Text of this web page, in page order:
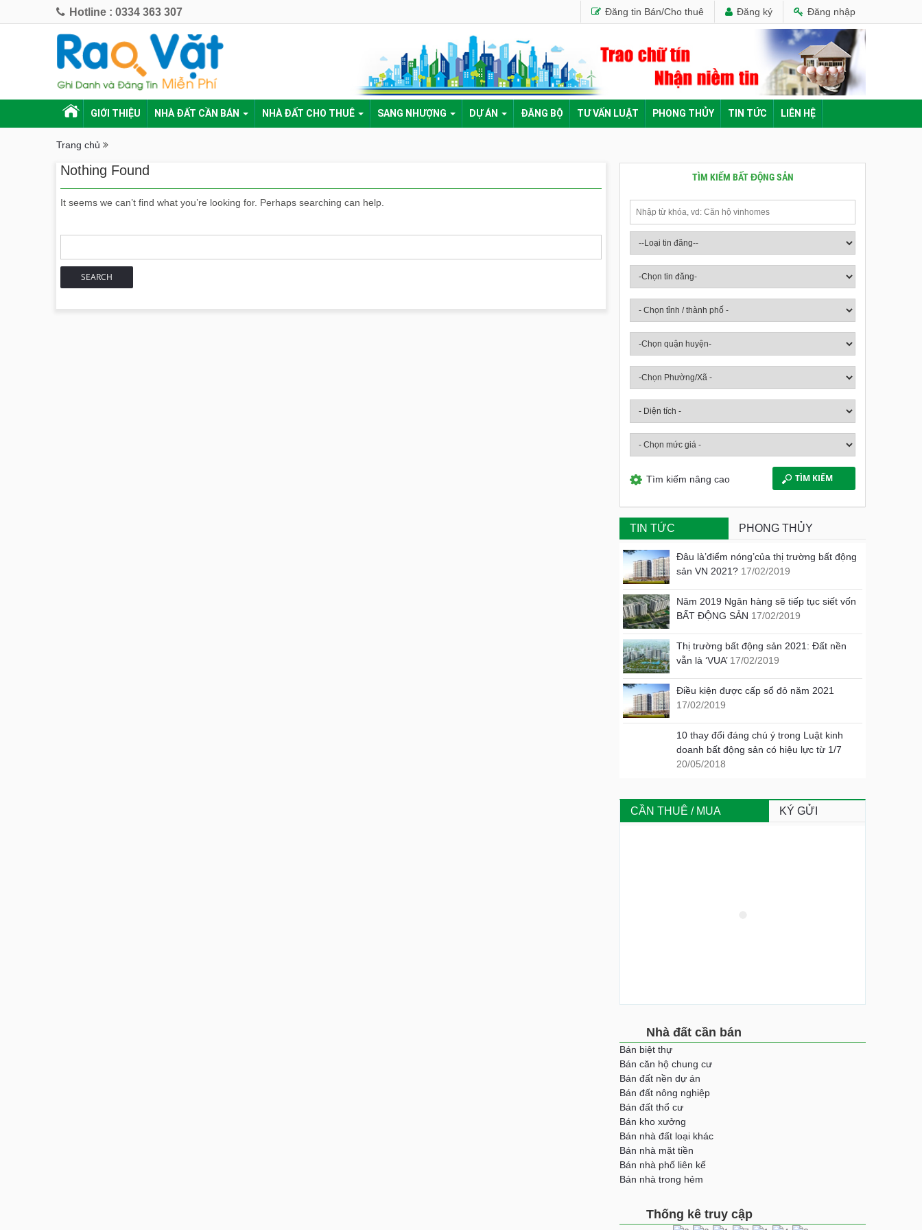
Hotline : 0334 363 307 Đăng tin Bán/Cho thuê Đăng ký Đăng nhập
GIỚI THIỆU NHÀ ĐẤT CẦN BÁN NHÀ ĐẤT CHO THUÊ SANG NHƯỢNG DỰ ÁN ĐĂNG BỘ TƯ VẤN LUẬT PHONG THỦY TIN TỨC LIÊN HỆ
Trang chủ
Nothing Found
It seems we can’t find what you’re looking for. Perhaps searching can help.
TÌM KIẾM BẤT ĐỘNG SẢN
Tìm kiếm nâng cao
TIN TỨC PHONG THỦY
Đâu là’điểm nóng’của thị trường bất động
sản VN 2021? 17/02/2019
Năm 2019 Ngân hàng sẽ tiếp tục siết vốn
BẤT ĐỘNG SẢN 17/02/2019
Thị trường bất động sản 2021: Đất nền
vẫn là ‘VUA’ 17/02/2019
Điều kiện được cấp sổ đỏ năm 2021
17/02/2019
10 thay đổi đáng chú ý trong Luật kinh
doanh bất động sản có hiệu lực từ 1/7
20/05/2018
CẦN THUÊ / MUA KÝ GỬI
Nhà đất cần bán
Bán biệt thự
Bán căn hộ chung cư
Bán đất nền dự án
Bán đất nông nghiệp
Bán đất thổ cư
Bán kho xưởng
Bán nhà đất loại khác
Bán nhà mặt tiền
Bán nhà phố liên kế
Bán nhà trong hẻm
Thống kê truy cập